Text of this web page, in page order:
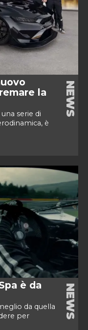
la
serie di
è
NEWS
è da
da quella
per
NEWS